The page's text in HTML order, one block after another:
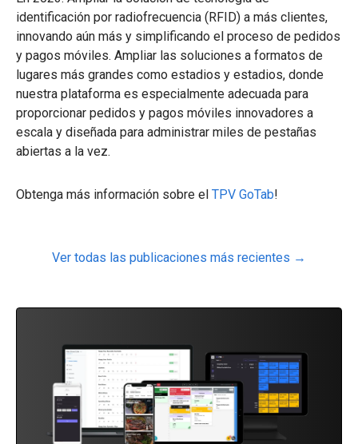
identificación por radiofrecuencia (RFID) a más clientes,
innovando aún más y simplificando el proceso de pedidos
y pagos móviles. Ampliar las soluciones a formatos de
lugares más grandes como estadios y estadios, donde
nuestra plataforma es especialmente adecuada para
proporcionar pedidos y pagos móviles innovadores a
escala y diseñada para administrar miles de pestañas
abiertas a la vez.
Obtenga más información sobre el TPV GoTab!
Ver todas las publicaciones más recientes →